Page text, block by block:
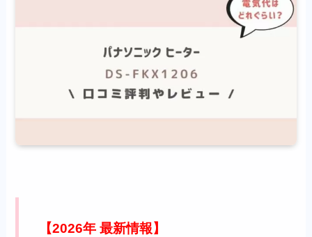
【2026年 最新情報】